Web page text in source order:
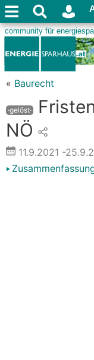
« Baurecht
·gelöst·
NÖ
11.9.2021 -